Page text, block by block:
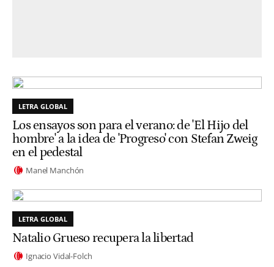
LETRA GLOBAL
Los ensayos son para el verano: de 'El Hijo del
hombre' a la idea de 'Progreso' con Stefan Zweig
en el pedestal
Manel Manchón
LETRA GLOBAL
Natalio Grueso recupera la libertad
Ignacio Vidal-Folch